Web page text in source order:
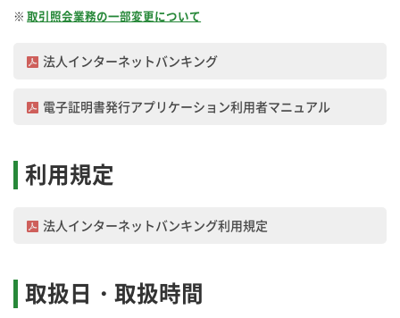
取引照会業務の一部変更について
法人インターネットバンキング
電子証明書発行アプリケーション利用者マニュアル
利用規定
法人インターネットバンキング利用規定
取扱日・取扱時間